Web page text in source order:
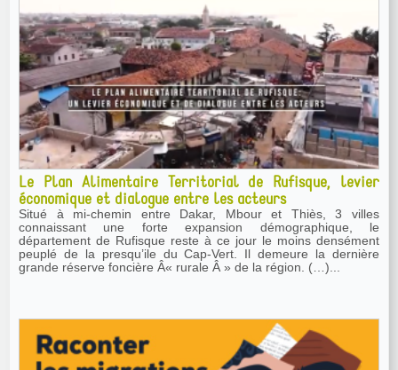
Le Plan Alimentaire Territorial de Rufisque, levier
économique et dialogue entre les acteurs
Situé à mi-chemin entre Dakar, Mbour et Thiès, 3 villes
connaissant une forte expansion démographique, le
département de Rufisque reste à ce jour le moins densément
peuplé de la presqu’ile du Cap-Vert. Il demeure la dernière
grande réserve foncière Â« rurale Â » de la région. (…)...